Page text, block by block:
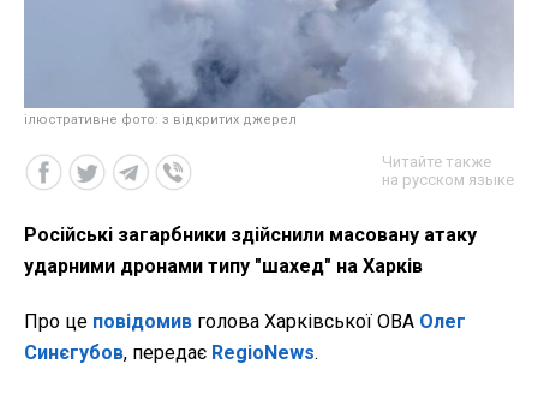
ілюстративне фото: з відкритих джерел
Читайте также
на русском языке
Російські загарбники здійснили масовану атаку
ударними дронами типу "шахед" на Харків
Про це повідомив голова Харківської ОВА Олег
Синєгубов, передає RegioNews.